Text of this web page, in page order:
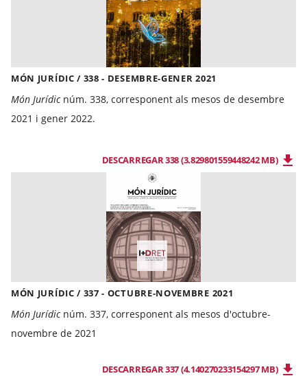
MÓN JURÍDIC / 338 - DESEMBRE-GENER 2021
Món Jurídicnúm. 338, corresponent als mesos de desembre
2021 i gener 2022.
DESCARREGAR 338 (3.829801559448242 MB)
MÓN JURÍDIC / 337 - OCTUBRE-NOVEMBRE 2021
Món Jurídicnúm. 337, corresponent als mesos d'octubre-
novembre de 2021
DESCARREGAR 337 (4.140270233154297 MB)